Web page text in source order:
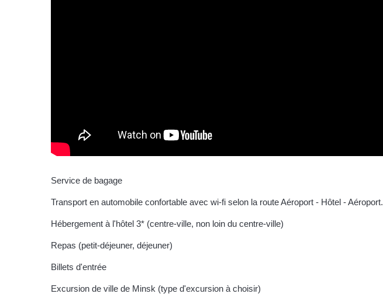
Service de bagage
Transport en automobile confortable avec wi-fi selon la route Aéroport - Hôtel - Aéroport.
Hébergement à l'hôtel 3* (centre-ville, non loin du centre-ville)
Repas (petit-déjeuner, déjeuner)
Billets d'entrée
Excursion de ville de Minsk (type d'excursion à choisir)